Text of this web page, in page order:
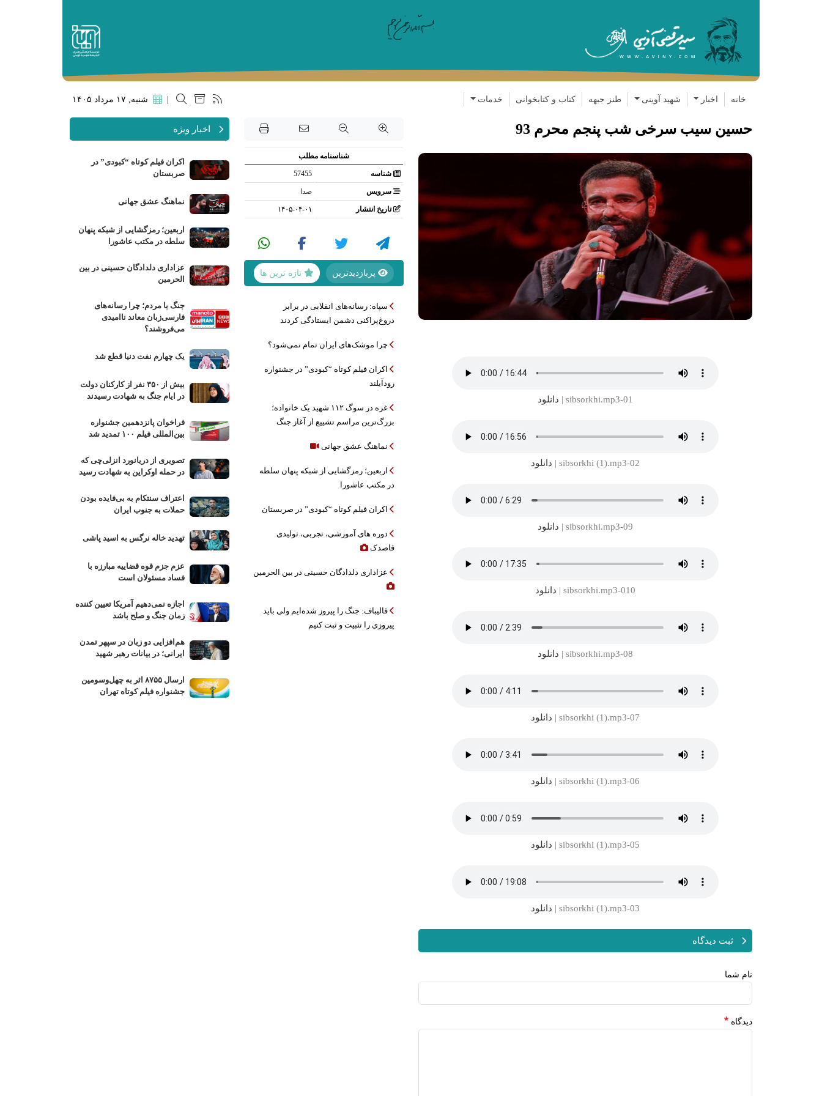
خانه اخبار شهید آوینی طنز جبهه کتاب و کتابخوانی خدمات شنبه, ۱۷ مرداد ۱۴۰۵
حسین سیب سرخی شب پنجم محرم 93
01-sibsorkhi.mp3 | دانلود
02-sibsorkhi (1).mp3 | دانلود
09-sibsorkhi.mp3 | دانلود
010-sibsorkhi.mp3 | دانلود
08-sibsorkhi.mp3 | دانلود
07-sibsorkhi (1).mp3 | دانلود
06-sibsorkhi (1).mp3 | دانلود
05-sibsorkhi (1).mp3 | دانلود
03-sibsorkhi (1).mp3 | دانلود
ثبت دیدگاه
نام شما
دیدگاه
شناسنامه مطلب
شناسه 57455
سرویس صدا
تاریخ انتشار ۱۴۰۵-۰۴-۰۱
پربازدیدترین تازه ترین ها
سپاه: رسانه‌های انقلابی در برابر
دروغ‌پراکنی دشمن ایستادگی کردند
چرا موشک‌های ایران تمام نمی‌شود؟
اکران فیلم کوتاه “کبودی” در جشنواره
رودآیلند
غزه در سوگ ۱۱۲ شهید یک خانواده؛
بزرگ‌ترین مراسم تشییع از آغاز جنگ
نماهنگ عشق جهانی
اربعین؛ رمزگشایی از شبکه پنهان سلطه
در مکتب عاشورا
اکران فیلم کوتاه “کبودی” در صربستان
دوره های آموزشی، تجربی، تولیدی
قاصدک
عزاداری دلدادگان حسینی در بین الحرمین
قالیباف: جنگ را پیروز شده‌ایم ولی باید
پیروزی را تثبیت و ثبت کنیم
اخبار ویژه
اکران فیلم کوتاه “کبودی” در
صربستان
نماهنگ عشق جهانی
اربعین؛ رمزگشایی از شبکه پنهان
سلطه در مکتب عاشورا
عزاداری دلدادگان حسینی در بین
الحرمین
جنگ با مردم؛ چرا رسانه‌های
فارسی‌زبان معاند ناامیدی
می‌فروشند؟
یک چهارم نفت دنیا قطع شد
بیش از ۳۵۰ نفر از کارکنان دولت
در ایام جنگ به شهادت رسیدند
فراخوان پانزدهمین جشنواره
بین‌المللی فیلم ۱۰۰ تمدید شد
تصویری از دریانورد انزلی‌چی که
در حمله اوکراین به شهادت رسید
اعتراف سنتکام به بی‌فایده بودن
حملات به جنوب ایران
تهدید خاله نرگس به اسید پاشی
عزم جزم قوه قضاییه مبارزه با
فساد مسئولان است
اجازه نمی‌دهیم آمریکا تعیین کننده
زمان جنگ و صلح باشد
هم‌افزایی دو زبان در سپهر تمدن
ایرانی؛ در بیانات رهبر شهید
ارسال ۸۷۵۵ اثر به چهل‌وسومین
جشنواره فیلم کوتاه تهران